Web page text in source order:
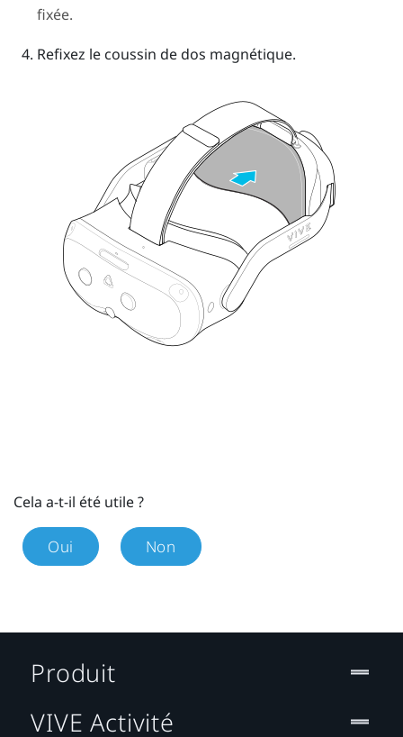
fixée.
Refixez le coussin de dos magnétique.
Cela a-t-il été utile ?
Oui Non
Produit
VIVE Activité